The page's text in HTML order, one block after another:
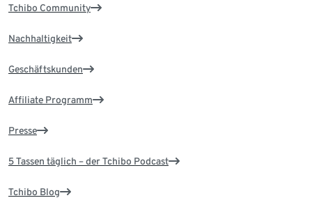
Tchibo Community
Nachhaltigkeit
Geschäftskunden
Affiliate Programm
Presse
5 Tassen täglich – der Tchibo Podcast
Tchibo Blog